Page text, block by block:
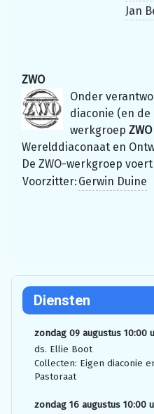
Diensten
zondag 09 augustus 10:00
ds. Ellie Boot
Collecten: Eigen diaconie
Pastoraat
zondag 16 augustus 10:00
Jan
ZWO
Onder
diaconie (en
werkgroep ZWO
Werelddiaconaat en
De ZWO-werkgroep
Voorzitter: Gerwin Duine